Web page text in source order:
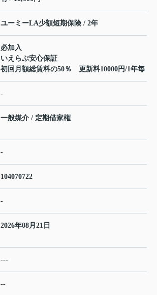
ユーミーLA少額短期保険 / 2年
必加入
いえらぶ安心保証
初回月額総賃料の50％ 更新料10000円/1年毎
-
一般媒介 / 定期借家権
-
104070722
-
2026年08月21日
---
--